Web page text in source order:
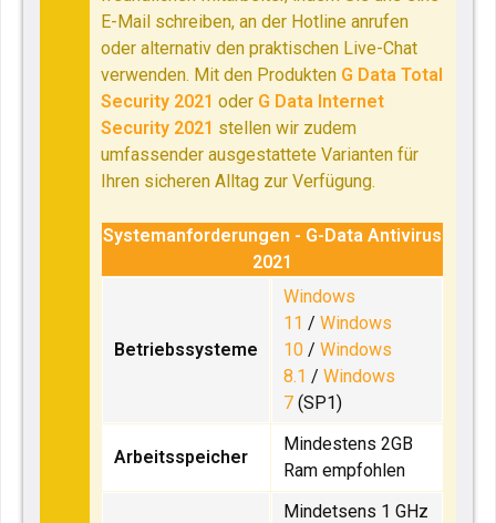
E-Mail schreiben, an der Hotline anrufen
oder alternativ den praktischen Live-Chat
verwenden. Mit den Produkten G Data Total
Security 2021 oder G Data Internet
Security 2021 stellen wir zudem
umfassender ausgestattete Varianten für
Ihren sicheren Alltag zur Verfügung.
Systemanforderungen - G-Data Antivirus
2021
Betriebssysteme
Windows
11 /Windows
10 /Windows
8.1 /Windows
7 (SP1)
Arbeitsspeicher
Mindestens 2GB
Ram empfohlen
Mindetsens 1 GHz